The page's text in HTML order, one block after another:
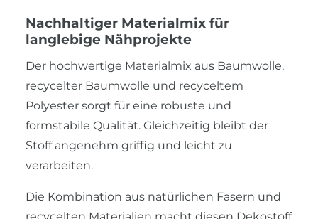
Nachhaltiger Materialmix für
langlebige Nähprojekte
Der hochwertige Materialmix aus Baumwolle,
recycelter Baumwolle und recyceltem
Polyester sorgt für eine robuste und
formstabile Qualität. Gleichzeitig bleibt der
Stoff angenehm griffig und leicht zu
verarbeiten.
Die Kombination aus natürlichen Fasern und